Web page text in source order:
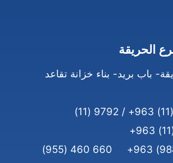
الحريقة
باب بريد- بناء خزانة تقاعد
660 460 (955)